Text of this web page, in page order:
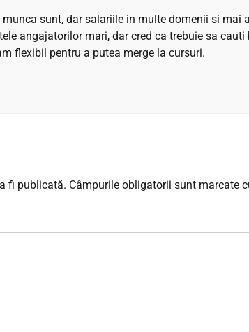
munca sunt, dar salariile in multe domenii si mai
angajatorilor mari, dar cred ca trebuie sa
flexibil pentru a putea merge la cursuri.
fi publicată. Câmpurile obligatorii sunt marcate